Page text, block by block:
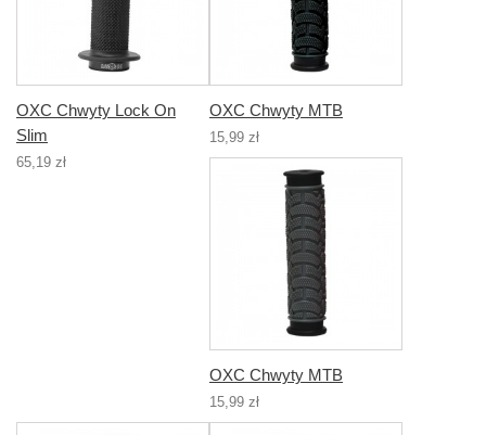
OXC Chwyty Lock On
Slim
65,19 zł
OXC Chwyty MTB
15,99 zł
OXC Chwyty MTB
15,99 zł